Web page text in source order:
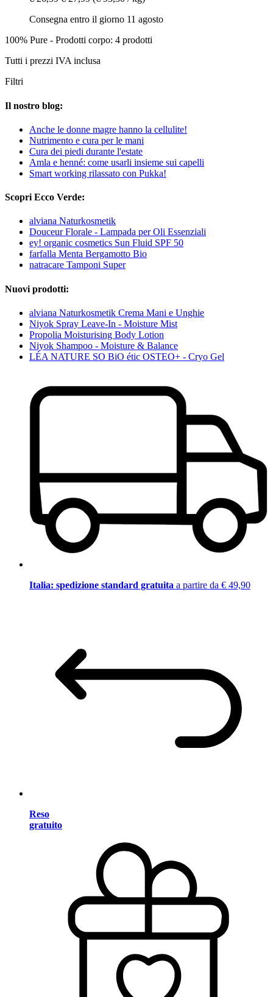
Consegna entro il giorno 11 agosto
100% Pure - Prodotti corpo: 4 prodotti
Tutti i prezzi IVA inclusa
Filtri
Il nostro blog:
Anche le donne magre hanno la cellulite!
Nutrimento e cura per le mani
Cura dei piedi durante l'estate
Amla e henné: come usarli insieme sui capelli
Smart working rilassato con Pukka!
Scopri Ecco Verde:
alviana Naturkosmetik
Douceur Florale - Lampada per Oli Essenziali
ey! organic cosmetics Sun Fluid SPF 50
farfalla Menta Bergamotto Bio
natracare Tamponi Super
Nuovi prodotti:
alviana Naturkosmetik Crema Mani e Unghie
Niyok Spray Leave-In - Moisture Mist
Propolia Moisturising Body Lotion
Niyok Shampoo - Moisture & Balance
LÉA NATURE SO BiO étic OSTEO+ - Cryo Gel
Italia: spedizione standard gratuita a partire da € 49,90
Reso
gratuito